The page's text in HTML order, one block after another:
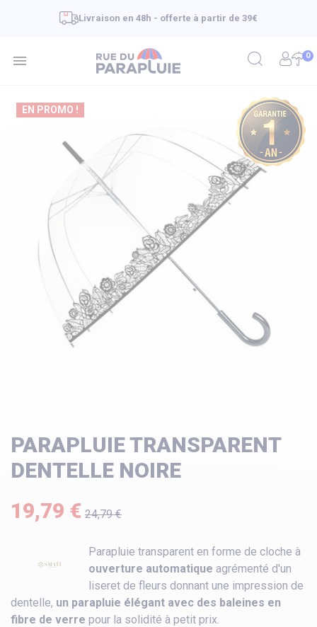
Livraison en 48h - offerte à partir de 39€
 0
EN PROMO !
PARAPLUIE TRANSPARENT
DENTELLE NOIRE
19,79 € 24,79 €
Parapluie transparent en forme de cloche à
ouverture automatique agrémenté d'un
liseret de fleurs donnant une impression de
dentelle, un parapluie élégant avec des baleines en
fibre de verre pour la solidité à petit prix.